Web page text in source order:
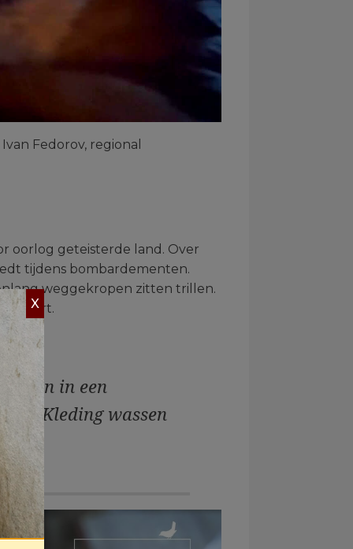
Fedorov, regional
oorlog geteisterde land. Over
tijdens bombardementen.
weggekropen zitten trillen.
tekort.
aan in een
Kleding wassen
X